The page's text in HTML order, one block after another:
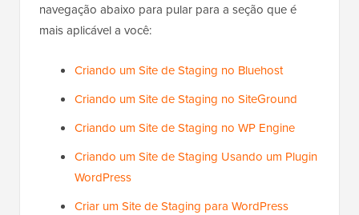
navegação abaixo para pular para a seção que é
mais aplicável a você:
Criando um Site de Staging no Bluehost
Criando um Site de Staging no SiteGround
Criando um Site de Staging no WP Engine
Criando um Site de Staging Usando um Plugin
WordPress
Criar um Site de Staging para WordPress